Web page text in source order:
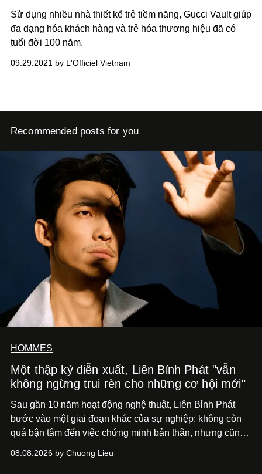
Sử dụng nhiều nhà thiết kể trẻ tiềm năng, Gucci Vault giúp
đa dạng hóa khách hàng và trẻ hóa thương hiệu đã có
tuổi đời 100 năm.
09.29.2021 by L'Officiel Vietnam
Recommended posts for you
HOMMES
Một thập kỷ diễn xuất, Liên Bỉnh Phát "vẫn
không ngừng trui rèn cho những cơ hội mới"
Sau gần 10 năm hoạt động nghệ thuật, Liên Bỉnh Phát
bước vào một giai đoạn khác của sự nghiệp: không còn
quá bận tâm đến việc chứng minh bản thân, nhưng cũng
08.08.2026 by Chuong Lieu